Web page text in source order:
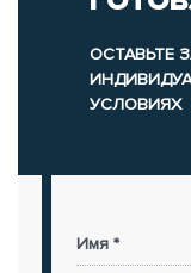
ОСТАВЬТЕ
УСЛОВИЯХ
Имя *